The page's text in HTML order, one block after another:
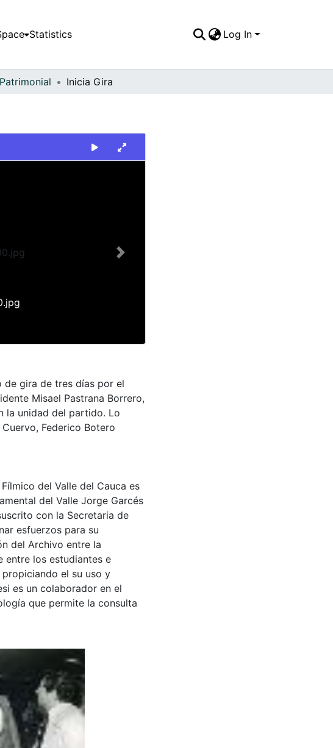
Statistics Log In
Inicia Gira
Next
gira de tres días por el
Misael Pastrana Borrero,
la unidad del partido. Lo
Federico Botero
del Valle del Cauca es
del Valle Jorge Garcés
con la Secretaria de
esfuerzos para su
del Archivo entre la
entre los estudiantes e
el su uso y
es un colaborador en el
que permite la consulta